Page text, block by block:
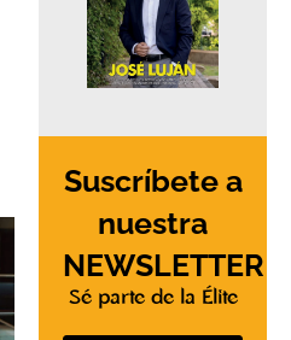
Suscríbete a
nuestra
NEWSLETTER
Sé parte de la Élite